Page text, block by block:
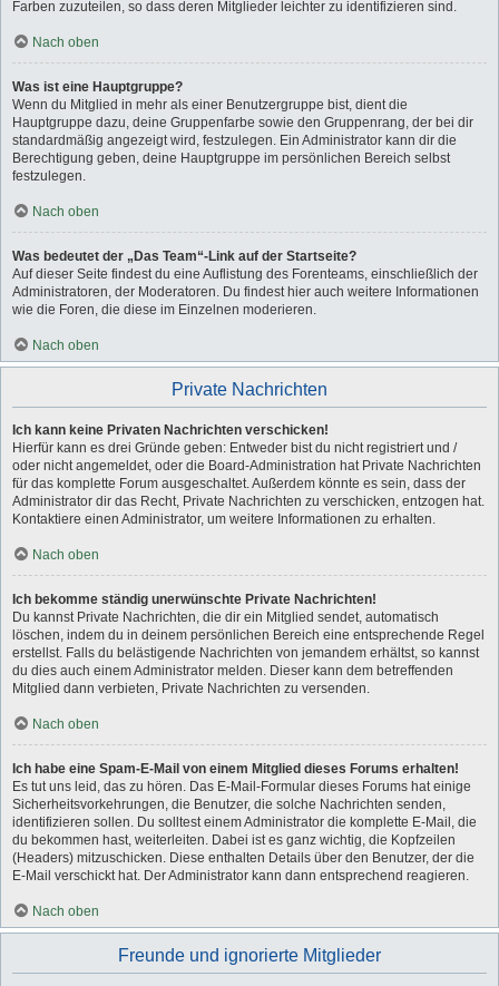
Farben zuzuteilen, so dass deren Mitglieder leichter zu identifizieren sind.
Nach oben
Was ist eine Hauptgruppe?
Wenn du Mitglied in mehr als einer Benutzergruppe bist, dient die
Hauptgruppe dazu, deine Gruppenfarbe sowie den Gruppenrang, der bei dir
standardmäßig angezeigt wird, festzulegen. Ein Administrator kann dir die
Berechtigung geben, deine Hauptgruppe im persönlichen Bereich selbst
festzulegen.
Nach oben
Was bedeutet der „Das Team“-Link auf der Startseite?
Auf dieser Seite findest du eine Auflistung des Forenteams, einschließlich der
Administratoren, der Moderatoren. Du findest hier auch weitere Informationen
wie die Foren, die diese im Einzelnen moderieren.
Nach oben
Private Nachrichten
Ich kann keine Privaten Nachrichten verschicken!
Hierfür kann es drei Gründe geben: Entweder bist du nicht registriert und /
oder nicht angemeldet, oder die Board-Administration hat Private Nachrichten
für das komplette Forum ausgeschaltet. Außerdem könnte es sein, dass der
Administrator dir das Recht, Private Nachrichten zu verschicken, entzogen hat.
Kontaktiere einen Administrator, um weitere Informationen zu erhalten.
Nach oben
Ich bekomme ständig unerwünschte Private Nachrichten!
Du kannst Private Nachrichten, die dir ein Mitglied sendet, automatisch
löschen, indem du in deinem persönlichen Bereich eine entsprechende Regel
erstellst. Falls du belästigende Nachrichten von jemandem erhältst, so kannst
du dies auch einem Administrator melden. Dieser kann dem betreffenden
Mitglied dann verbieten, Private Nachrichten zu versenden.
Nach oben
Ich habe eine Spam-E-Mail von einem Mitglied dieses Forums erhalten!
Es tut uns leid, das zu hören. Das E-Mail-Formular dieses Forums hat einige
Sicherheitsvorkehrungen, die Benutzer, die solche Nachrichten senden,
identifizieren sollen. Du solltest einem Administrator die komplette E-Mail, die
du bekommen hast, weiterleiten. Dabei ist es ganz wichtig, die Kopfzeilen
(Headers) mitzuschicken. Diese enthalten Details über den Benutzer, der die
E-Mail verschickt hat. Der Administrator kann dann entsprechend reagieren.
Nach oben
Freunde und ignorierte Mitglieder